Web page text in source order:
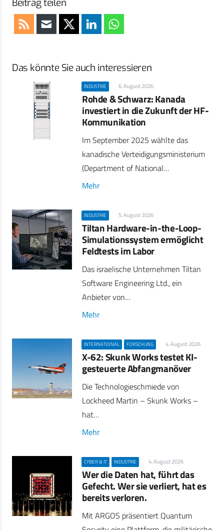
Beitrag teilen
Das könnte Sie auch interessieren
INDUSTRIE 6. August 2026
Rohde & Schwarz: Kanada
investiert in die Zukunft der HF-
Kommunikation
Im September 2025 wählte das
kanadische Verteidigungsministerium
(Department of National…
Mehr
INDUSTRIE 5. August 2026
Tiltan Hardware-in-the-Loop-
Simulationssystem ermöglicht
Feldtests im Labor
Das israelische Unternehmen Tiltan
Software Engineering Ltd., ein
Anbieter von…
Mehr
INTERNATIONAL FORSCHUNG 4. August 2026
X-62: Skunk Works testet KI-
gesteuerte Abfangmanöver
Die Technologieschmiede von
Lockheed Martin – Skunk Works –
hat…
Mehr
CYBER & IT INDUSTRIE 4. August 2026
Wer die Daten hat, führt das
Gefecht. Wer sie verliert, hat es
bereits verloren.
Mit ARGOS präsentiert Quantum